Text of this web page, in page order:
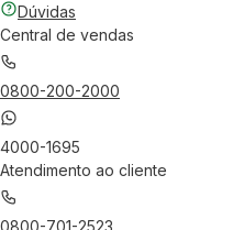
Dúvidas
Central de vendas
0800-200-2000
4000-1695
Atendimento ao cliente
0800-701-2523